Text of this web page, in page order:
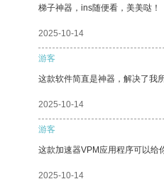
梯子神器，ins随便看，美美哒！
2025-10-14
游客
这款软件简直是神器，解决了我
2025-10-14
游客
这款加速器VPM应用程序可以给
2025-10-14